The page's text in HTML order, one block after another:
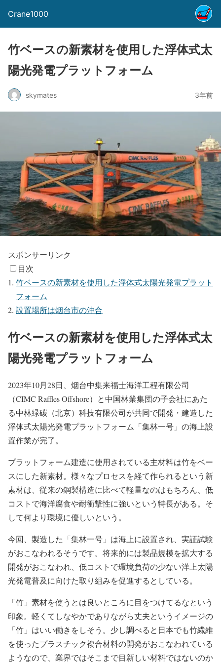
Crane1000
竹ベースの新素材を使用した浮体式太
陽光発電プラットフォーム
skymates 3年前
スポンサーリンク
目次
竹ベースの新素材を使用した浮体式太陽光発電プラット
フォーム
設置場所は烟台市の沖合
竹ベースの新素材を使用した浮体式太
陽光発電プラットフォーム
2023年10月28日、烟台中集来福士海洋工程有限公司
（CIMC Raffles Offshore）と中国林業集団の子会社にあた
る中林緑碳（北京）科技有限公司が共同で開発・建造した
浮体式太陽光発電プラットフォーム「集林一号」の海上設
置作業が完了。
プラットフォーム建造に使用されている主材料は竹をベー
スにした新素材。様々なプロセスを経て作られるという新
素材は、従来の鋼製構造に比べて軽量なのはもちろん、低
コストで海洋腐食や耐衝撃性に強いという特長がある。そ
して何より環境に優しいという。
今回、製造した「集林一号」は海上に設置され、実証試験
がおこなわれるそうです。将来的には製品規模を拡大する
開発がおこなわれ、低コストで環境負荷の少ない洋上太陽
光発電普及に向けた取り組みを促進するとしている。
「竹」素材を使うとは良いところに目をつけてるなという
印象。軽くてしなやかでありながら丈夫というイメージの
「竹」はいい働きをしそう。少し調べると日本でも竹繊維
を使ったプラスチック複合材料の開発がおこなわれている
ようなので、業界ではそこまで目新しい材料ではないのか